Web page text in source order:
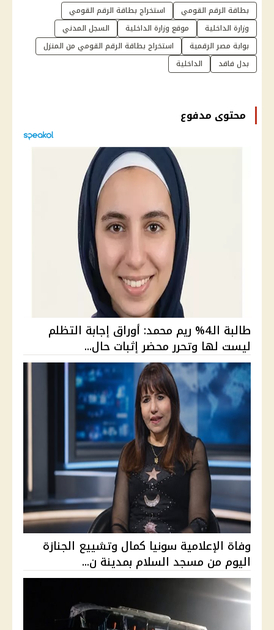
بطاقة الرقم القومي
استخراج بطاقة الرقم القومي
وزارة الداخلية
موقع وزارة الداخلية
السجل المدني
بوابة مصر الرقمية
استخراج بطاقة الرقم القومي من المنزل
بدل فاقد
الداخلية
محتوى مدفوع
طالبة الـ4% ريم محمد: أوراق إجابة التظلم
ليست لها وتحرر محضر إثبات حال...
وفاة الإعلامية سونيا كمال وتشييع الجنازة
اليوم من مسجد السلام بمدينة ن...